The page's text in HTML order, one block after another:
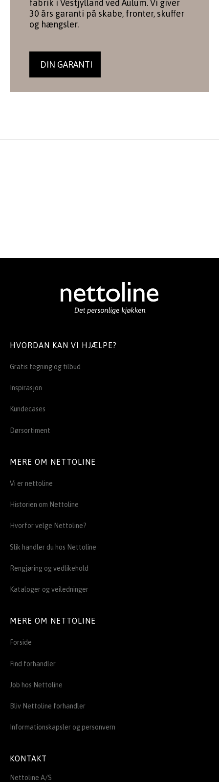
fabrik i Vestjylland ved Aulum. Vi giver
30 års garanti på skabe, fronter, skuffer
og hængsler.
DIN GARANTI
HVORDAN KAN VI HJÆLPE?
Gratis tegning og tilbud
Inspirasjon
Kundecases
Dørsortiment
MERE OM NETTOLINE
Vi er nettoline
Historien om Nettoline
Hvorfor velge Nettoline?
Slik handler du hos Nettoline
Rengjøring og vedlikehold
Kataloger og veiledninger
MERE OM NETTOLINE
Forside
Find forhandler
Job hos Nettoline
Bliv Nettoline forhandler
Informationskapsler og personvern
KONTAKT
Nettoline A/S